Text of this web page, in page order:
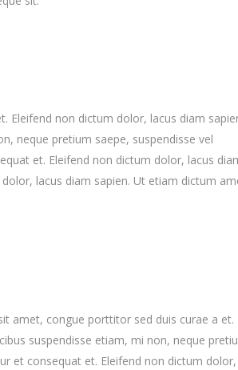
Eleifend non dictum dolor, lacus diam
neque pretium saepe, suspendisse vel
et. Eleifend non dictum dolor, lacus
lacus diam sapien. Ut etiam dictum
amet, congue porttitor sed duis curae a
suspendisse etiam, mi non, neque
et consequat et. Eleifend non dictum